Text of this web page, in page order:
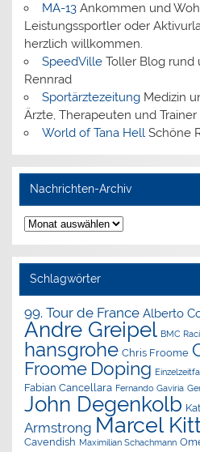
MA-13Ankommen und
Leistungssportler oder
herzlich willkommen.
SpeedVilleToller Blog rund
Rennrad
SportärztezeitungMedizin
Ärzte, Therapeuten und Trainer
World of Tana HellSchöne
Nachrichten-Archiv
Nachrichten-
Archiv
Schlagwörter
99. Tour de France Alberto
Andre Greipel BMC
hansgrohe Chris Froome
Froome Doping
Fabian Cancellara Fernando Gaviria
John Degenkolb
Armstrong Marcel
Cavendish Maximilian Schachmann